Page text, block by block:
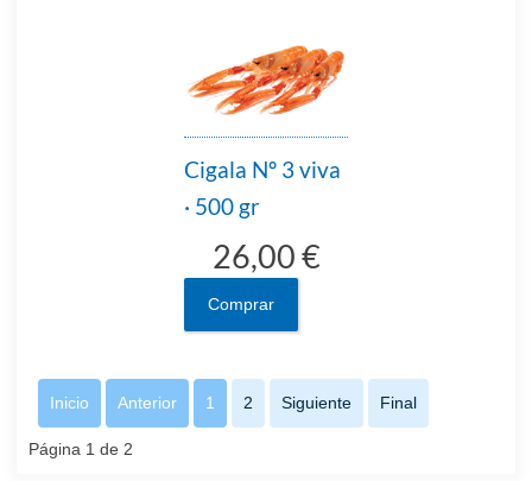
Cigala Nº 3 viva
· 500 gr
26,00 €
Comprar
Inicio Anterior 1 2 Siguiente Final
Página 1 de 2